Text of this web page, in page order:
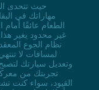
مهاراتك في
الطعام عائقًا
غير محدود يغير
نظام الجوع
لمسافات لا
وتعديل سيارتك
تجربتك من
القيود، سواء كنت